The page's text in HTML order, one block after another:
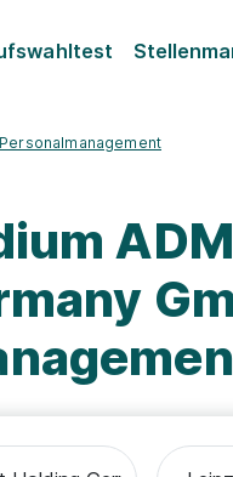
Personalmanagement